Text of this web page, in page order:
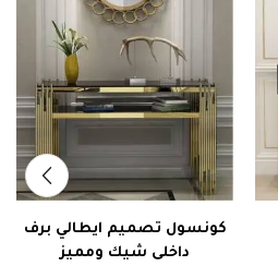
كونسول تصميم ايطالي برف
داخلى شيك ومميز